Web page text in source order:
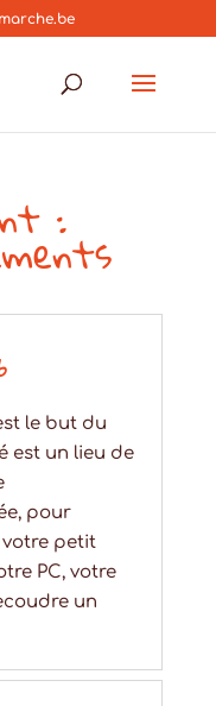
:
le but du
est un lieu de
pour
votre petit
PC, votre
un